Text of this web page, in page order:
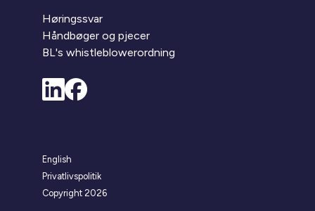
Høringssvar
Håndbøger og pjecer
BL's whistleblowerordning
English
Privatlivspolitik
Copyright 2026